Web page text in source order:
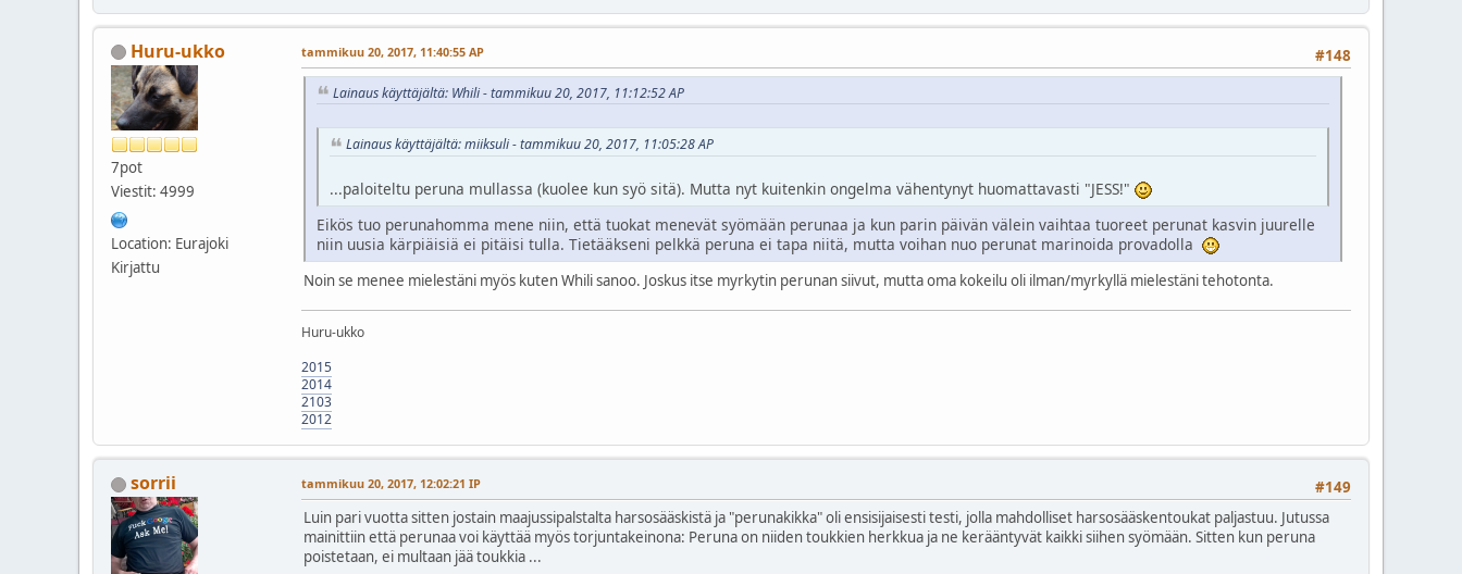
Huru-ukko
7pot
Viestit: 4999
Location: Eurajoki
Kirjattu
#148
tammikuu 20, 2017, 11:40:55 AP
Lainaus käyttäjältä: Whili - tammikuu 20, 2017, 11:12:52 AP
Lainaus käyttäjältä: miiksuli - tammikuu 20, 2017, 11:05:28 AP
...paloiteltu peruna mullassa (kuolee kun syö sitä). Mutta nyt kuitenkin ongelma vähentynyt huomattavasti "JESS!"
Eikös tuo perunahomma mene niin, että tuokat menevät syömään perunaa ja kun parin päivän välein vaihtaa tuoreet perunat kasvin juurelle
niin uusia kärpiäisiä ei pitäisi tulla. Tietääkseni pelkkä peruna ei tapa niitä, mutta voihan nuo perunat marinoida provadolla
Noin se menee mielestäni myös kuten Whili sanoo. Joskus itse myrkytin perunan siivut, mutta oma kokeilu oli ilman/myrkyllä mielestäni tehotonta.
Huru-ukko
2015
2014
2103
2012
sorrii #149
tammikuu 20, 2017, 12:02:21 IP
Luin pari vuotta sitten jostain maajussipalstalta harsosääskistä ja "perunakikka" oli ensisijaisesti testi, jolla mahdolliset harsosääskentoukat paljastuu. Jutussa
mainittiin että perunaa voi käyttää myös torjuntakeinona: Peruna on niiden toukkien herkkua ja ne kerääntyvät kaikki siihen syömään. Sitten kun peruna
poistetaan, ei multaan jää toukkia ...